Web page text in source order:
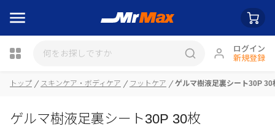
ログイン
新規登録
トップ スキンケア・ボディケア フットケア ゲルマ樹液足裏シート30P 30
ゲルマ樹液足裏シート30P 30枚